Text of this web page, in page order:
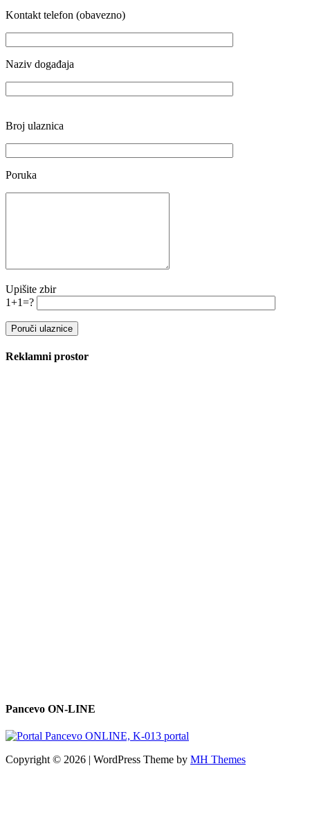
Kontakt telefon (obavezno)
Naziv događaja
Broj ulaznica
Poruka
Upišite zbir
1+1=?
Reklamni prostor
Pancevo ON-LINE
Copyright © 2026 | WordPress Theme by MH Themes